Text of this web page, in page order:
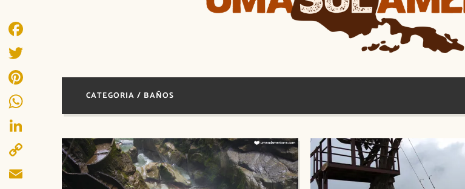
CATEGORIA / BAÑOS
Facebook
Twitter
Pinterest
WhatsApp
LinkedIn
Copy